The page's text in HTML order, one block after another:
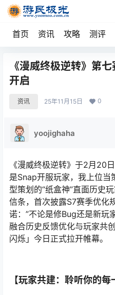
首页 资讯 攻略 测评
《漫威终极逆转》第
开启
资讯 25年11月15日 0
yoojighaha
《漫威终极逆转》于2月
是Snap开服玩家，我上位
型策划的“纸盒神”直面历史
信条，首次披露S7赛季优化
诺：”不论是修Bug还是新玩
融合历史反馈优化与玩家共
闪烁」今日正式拉开帷幕。
【玩家共建：聆听你的每